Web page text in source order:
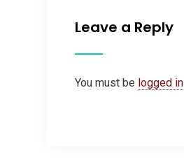
Leave a Reply
You must be logged in